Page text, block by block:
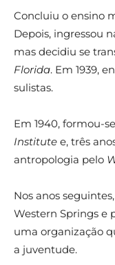
Concluiu o ensino
Depois, ingressou
mas decidiu se
Florida. Em 1939,
sulistas.
Em 1940, formou-
Institute e, três
antropologia pelo
Nos anos
Western Springs e
uma organização
a juventude.